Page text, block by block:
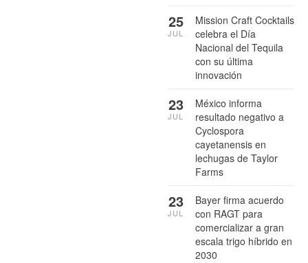
Mission Craft Cocktails
celebra el Día
Nacional del Tequila
con su última
innovación
25
JUL
México informa
resultado negativo a
Cyclospora
cayetanensis en
lechugas de Taylor
Farms
23
JUL
Bayer firma acuerdo
con RAGT para
comercializar a gran
escala trigo híbrido en
2030
23
JUL